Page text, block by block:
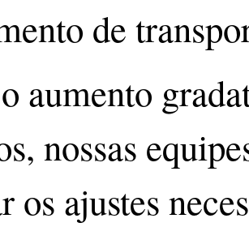
de
aumento
nossas
os ajustes